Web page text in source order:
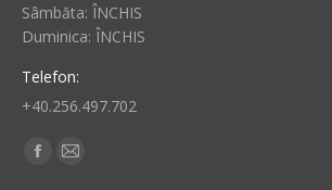
Sâmbăta: ÎNCHIS
Duminica: ÎNCHIS
Telefon:
+40.256.497.702
Find us on:
Facebook
Mail